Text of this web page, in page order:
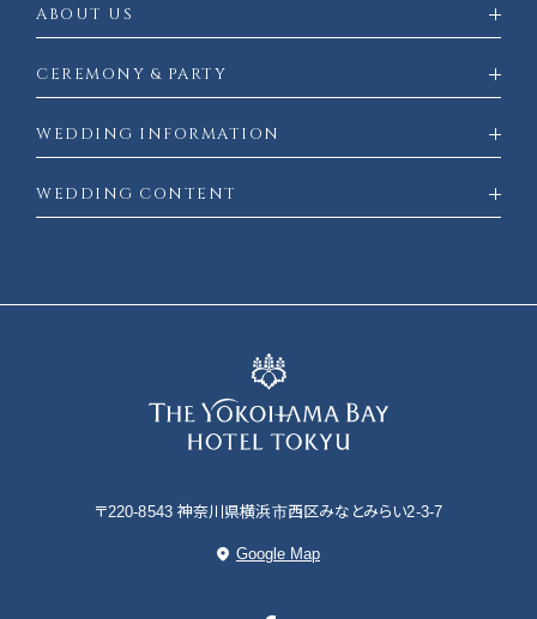
ABOUT US
WEDDING INFORMATION
CEREMONY & PARTY
WEDDING CONTENT
〒220-8543 神奈川県横浜市西区みなとみらい2-3-7
Google Map